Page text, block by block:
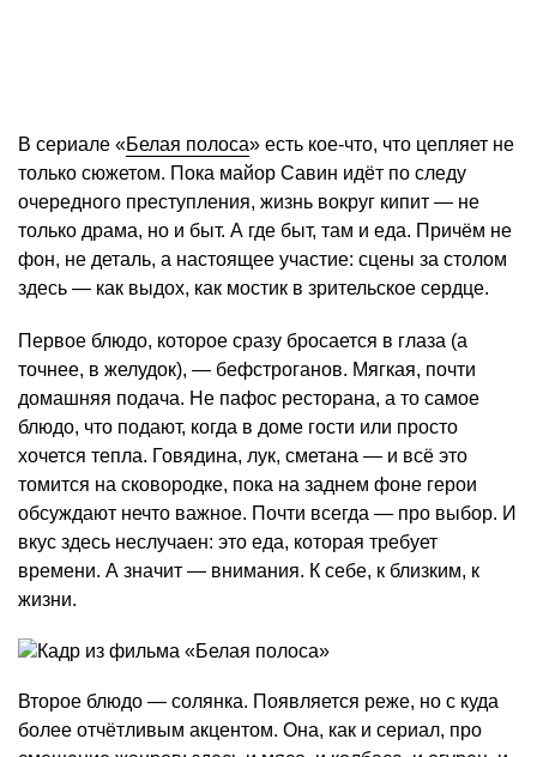
В сериале «Белая полоса» есть кое-что, что цепляет не
только сюжетом. Пока майор Савин идёт по следу
очередного преступления, жизнь вокруг кипит — не
только драма, но и быт. А где быт, там и еда. Причём не
фон, не деталь, а настоящее участие: сцены за столом
здесь — как выдох, как мостик в зрительское сердце.
Первое блюдо, которое сразу бросается в глаза (а
точнее, в желудок), — бефстроганов. Мягкая, почти
домашняя подача. Не пафос ресторана, а то самое
блюдо, что подают, когда в доме гости или просто
хочется тепла. Говядина, лук, сметана — и всё это
томится на сковородке, пока на заднем фоне герои
обсуждают нечто важное. Почти всегда — про выбор. И
вкус здесь неслучаен: это еда, которая требует
времени. А значит — внимания. К себе, к близким, к
жизни.
Второе блюдо — солянка. Появляется реже, но с куда
более отчётливым акцентом. Она, как и сериал, про